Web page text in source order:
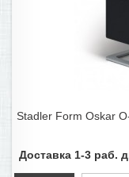
Stadler Form Oskar
Доставка 1-3 раб.